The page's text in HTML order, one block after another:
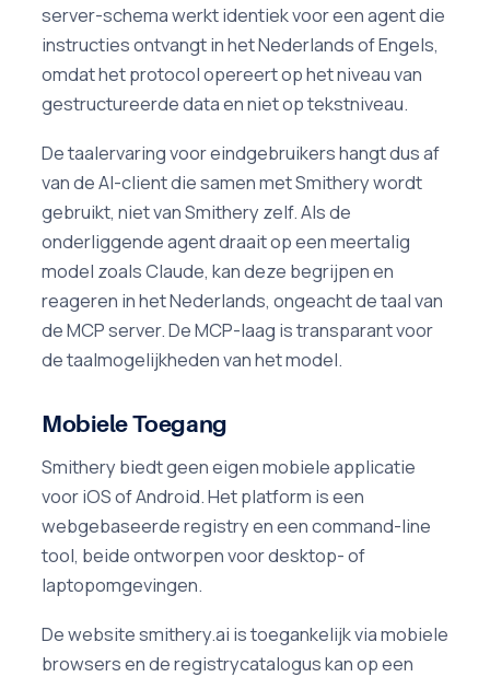
server-schema werkt identiek voor een agent die
instructies ontvangt in het Nederlands of Engels,
omdat het protocol opereert op het niveau van
gestructureerde data en niet op tekstniveau.
De taalervaring voor eindgebruikers hangt dus af
van de AI-client die samen met Smithery wordt
gebruikt, niet van Smithery zelf. Als de
onderliggende agent draait op een meertalig
model zoals Claude, kan deze begrijpen en
reageren in het Nederlands, ongeacht de taal van
de MCP server. De MCP-laag is transparant voor
de taalmogelijkheden van het model.
Mobiele Toegang
Smithery biedt geen eigen mobiele applicatie
voor iOS of Android. Het platform is een
webgebaseerde registry en een command-line
tool, beide ontworpen voor desktop- of
laptopomgevingen.
De website smithery.ai is toegankelijk via mobiele
browsers en de registrycatalogus kan op een